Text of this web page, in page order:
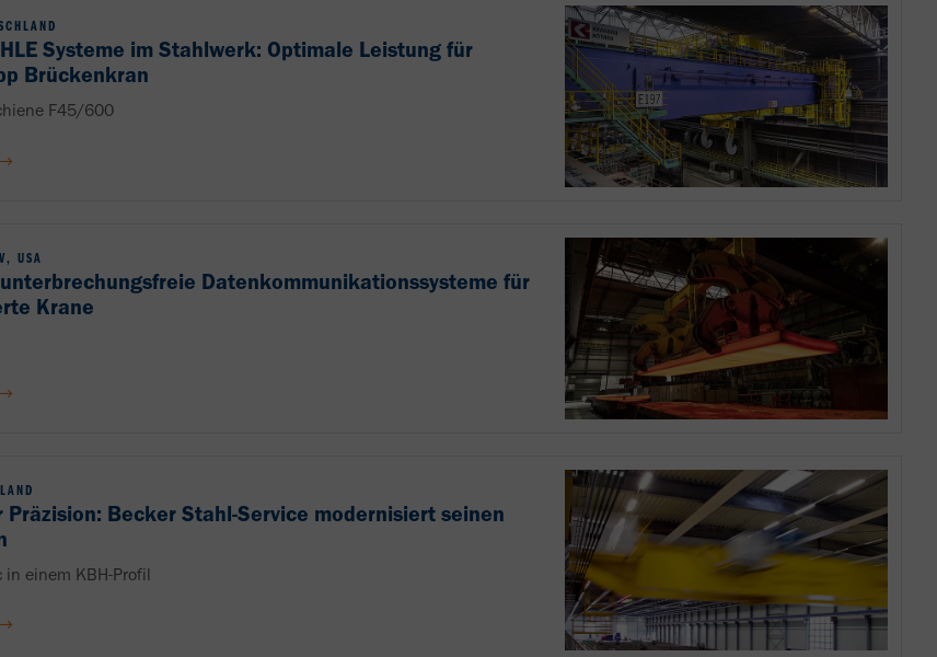
Systeme im Stahlwerk: Optimale Leistung für
Brückenkran
F45/600
USA
Datenkommunikationssysteme für
Krane
Präzision: Becker Stahl-Service modernisiert seinen
in einem KBH-Profil